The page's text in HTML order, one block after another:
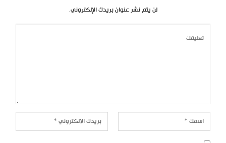
لن يتم نشر عنوان بريدك الإلكتروني.